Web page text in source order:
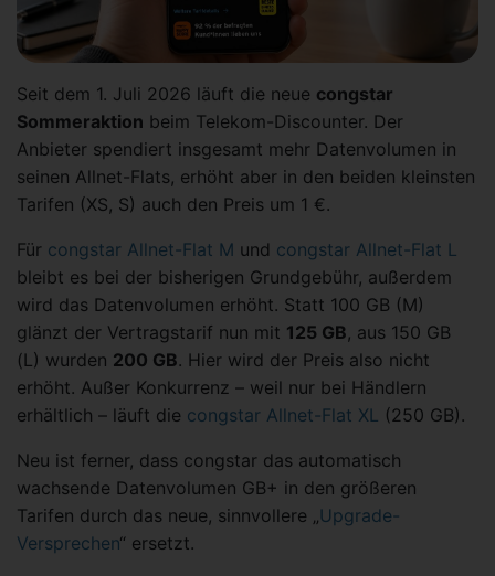
Seit dem 1. Juli 2026 läuft die neue congstar
Sommeraktion beim Telekom-Discounter. Der
Anbieter spendiert insgesamt mehr Datenvolumen in
seinen Allnet-Flats, erhöht aber in den beiden kleinsten
Tarifen (XS, S) auch den Preis um 1 €.
Für congstar Allnet-Flat M und congstar Allnet-Flat L
bleibt es bei der bisherigen Grundgebühr, außerdem
wird das Datenvolumen erhöht. Statt 100 GB (M)
glänzt der Vertragstarif nun mit 125 GB, aus 150 GB
(L) wurden 200 GB. Hier wird der Preis also nicht
erhöht. Außer Konkurrenz – weil nur bei Händlern
erhältlich – läuft die congstar Allnet-Flat XL (250 GB).
Neu ist ferner, dass congstar das automatisch
wachsende Datenvolumen GB+ in den größeren
Tarifen durch das neue, sinnvollere „Upgrade-
Versprechen“ ersetzt.